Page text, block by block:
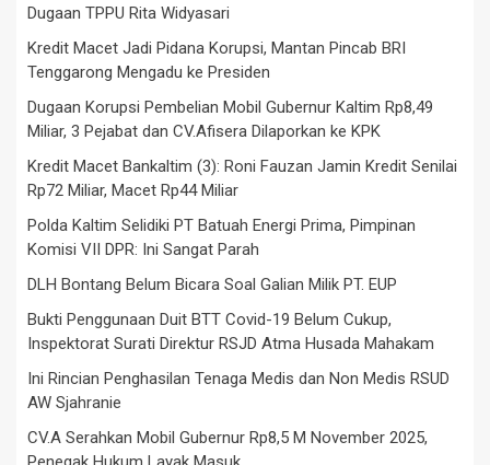
Dugaan TPPU Rita Widyasari
Kredit Macet Jadi Pidana Korupsi, Mantan Pincab BRI
Tenggarong Mengadu ke Presiden
Dugaan Korupsi Pembelian Mobil Gubernur Kaltim Rp8,49
Miliar, 3 Pejabat dan CV.Afisera Dilaporkan ke KPK
Kredit Macet Bankaltim (3): Roni Fauzan Jamin Kredit Senilai
Rp72 Miliar, Macet Rp44 Miliar
Polda Kaltim Selidiki PT Batuah Energi Prima, Pimpinan
Komisi VII DPR: Ini Sangat Parah
DLH Bontang Belum Bicara Soal Galian Milik PT. EUP
Bukti Penggunaan Duit BTT Covid-19 Belum Cukup,
Inspektorat Surati Direktur RSJD Atma Husada Mahakam
Ini Rincian Penghasilan Tenaga Medis dan Non Medis RSUD
AW Sjahranie
CV.A Serahkan Mobil Gubernur Rp8,5 M November 2025,